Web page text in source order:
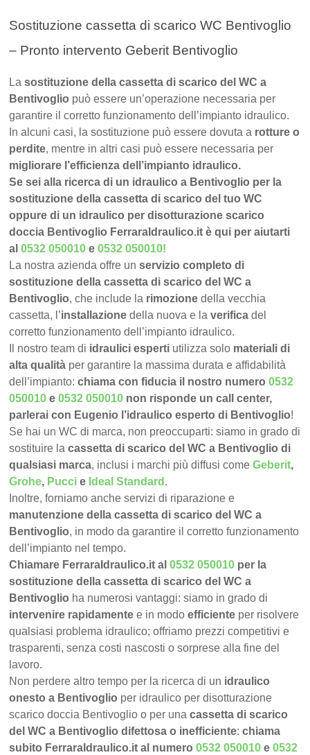
Sostituzione cassetta di scarico WC Bentivoglio
– Pronto intervento Geberit Bentivoglio
Lasostituzione della cassetta di scarico del WC a
Bentivoglio può essere un’operazione necessaria per
garantire il corretto funzionamento dell’impianto idraulico.
In alcuni casi, la sostituzione può essere dovuta a rotture o
perdite, mentre in altri casi può essere necessaria per
migliorare l’efficienza dell’impianto idraulico.
Se sei alla ricerca di un idraulico a Bentivoglio per la
sostituzione della cassetta di scarico del tuo WC
oppure di un idraulico per disotturazione scarico
doccia Bentivoglio FerraraIdraulico.it è qui per aiutarti
al0532 050010 e0532 050010!
La nostra azienda offre unservizio completo di
sostituzione della cassetta di scarico del WC a
Bentivoglio, che include la rimozione della vecchia
cassetta, l’installazione della nuova e laverifica del
corretto funzionamento dell’impianto idraulico.
Il nostro team di idraulici esperti utilizza solo materiali di
alta qualità per garantire la massima durata e affidabilità
dell’impianto:chiama con fiducia il nostro numero0532
050010 e0532 050010 non risponde un call center,
parlerai con Eugenio l’idraulico esperto di Bentivoglio!
Se hai un WC di marca, non preoccuparti: siamo in grado di
sostituire lacassetta di scarico del WC a Bentivoglio di
qualsiasi marca, inclusi i marchi più diffusi comeGeberit,
Grohe, Pucci e Ideal Standard .
Inoltre, forniamo anche servizi di riparazione e
manutenzione della cassetta di scarico del WC a
Bentivoglio, in modo da garantire il corretto funzionamento
dell’impianto nel tempo.
Chiamare FerraraIdraulico.it al0532 050010 per la
sostituzione della cassetta di scarico del WC a
Bentivoglio ha numerosi vantaggi: siamo in grado di
intervenire rapidamente e in modoefficiente per risolvere
qualsiasi problema idraulico; offriamo prezzi competitivi e
trasparenti, senza costi nascosti o sorprese alla fine del
lavoro.
Non perdere altro tempo per la ricerca di un idraulico
onesto a Bentivoglio per idraulico per disotturazione
scarico doccia Bentivoglio o per unacassetta di scarico
del WC a Bentivoglio difettosa o inefficiente:chiama
subito FerraraIdraulico.it al numero0532 050010 e0532